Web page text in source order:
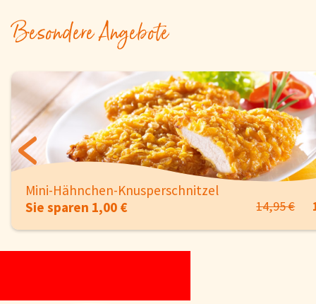
Besondere Angebote
750 g
€
Vegane Maultaschen Pfanne
Sie sparen 1,00 €